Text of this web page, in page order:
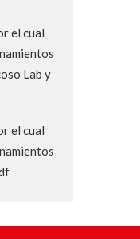
el cual
Lab y
el cual